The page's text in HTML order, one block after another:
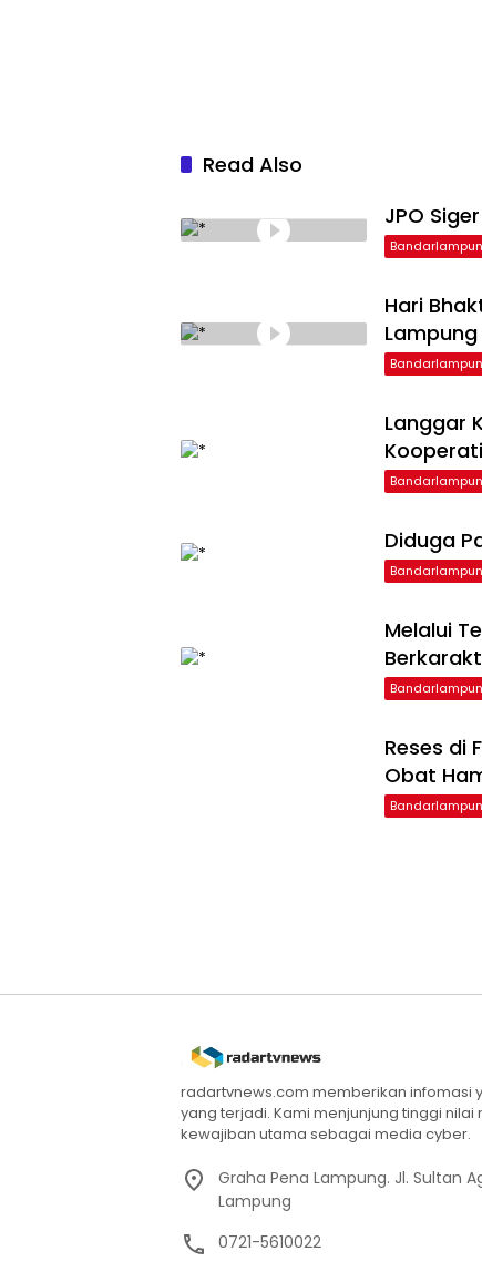
Read Also
JPO
Hari
Langgar
Diduga
Melalui
Reses di
Obat
radartvnews.com memberikan infomasi
yang terjadi. Kami menjunjung tinggi
kewajiban utama sebagai media cyber.
Graha Pena Lampung. Jl. Sultan
Lampung
0721-5610022